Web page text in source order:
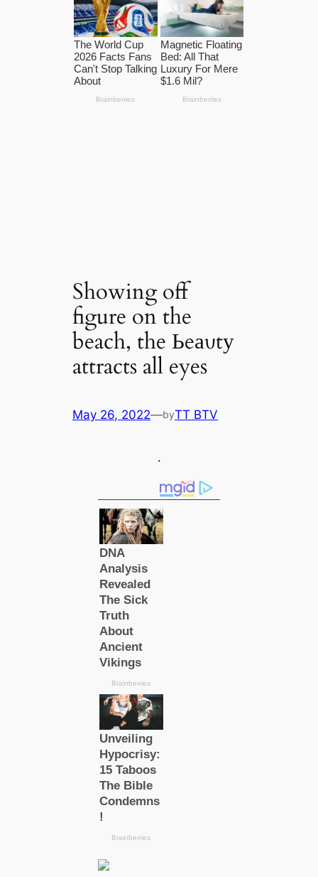
Showing off
figure on the
beach, the Ьeаυtу
attracts all eyes
May 26, 2022—byTT BTV
.